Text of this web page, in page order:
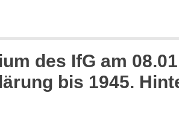
des IfG am
bis 1945.